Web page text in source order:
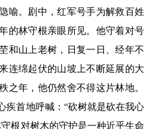
喻。剧中，红军号手为解救百姓
的林守根亲眼所见。他守着对号
和山上老树，日复一日、经年不
连绵起伏的山坡上不断延展的大
之年，他仍然舍不得这片林地。
疾首地呼喊：“砍树就是砍在我心
根对树木的守护是一种近乎生命